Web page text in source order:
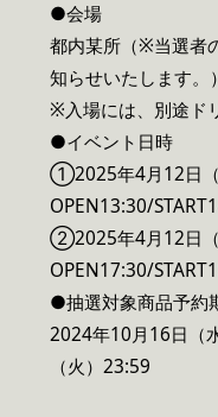
●会場
都内某所（※当選者
知らせいたします。）
※入場には、別途ド
●イベント日時
①2025年4月12日（
OPEN13:30/
②2025年4月12日（
OPEN17:30/
●抽選対象商品予約
2024年10月16日（
（火）23:59